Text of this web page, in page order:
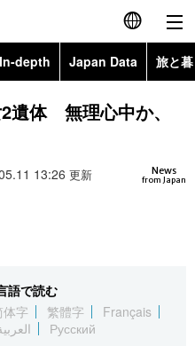
English
简体字
Русский
In-depth Japan Data 旅と
Topics
遺体 無理心中か、
News
from Japan
13:26 更新
語で読む
体字 繁體字
Français
Русский